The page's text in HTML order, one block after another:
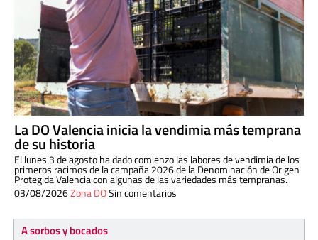
La DO Valencia inicia la vendimia más temprana
de su historia
El lunes 3 de agosto ha dado comienzo las labores de vendimia de los
primeros racimos de la campaña 2026 de la Denominación de Origen
Protegida Valencia con algunas de las variedades más tempranas.
03/08/2026Zona DOSin comentarios
A sorbos y bocados